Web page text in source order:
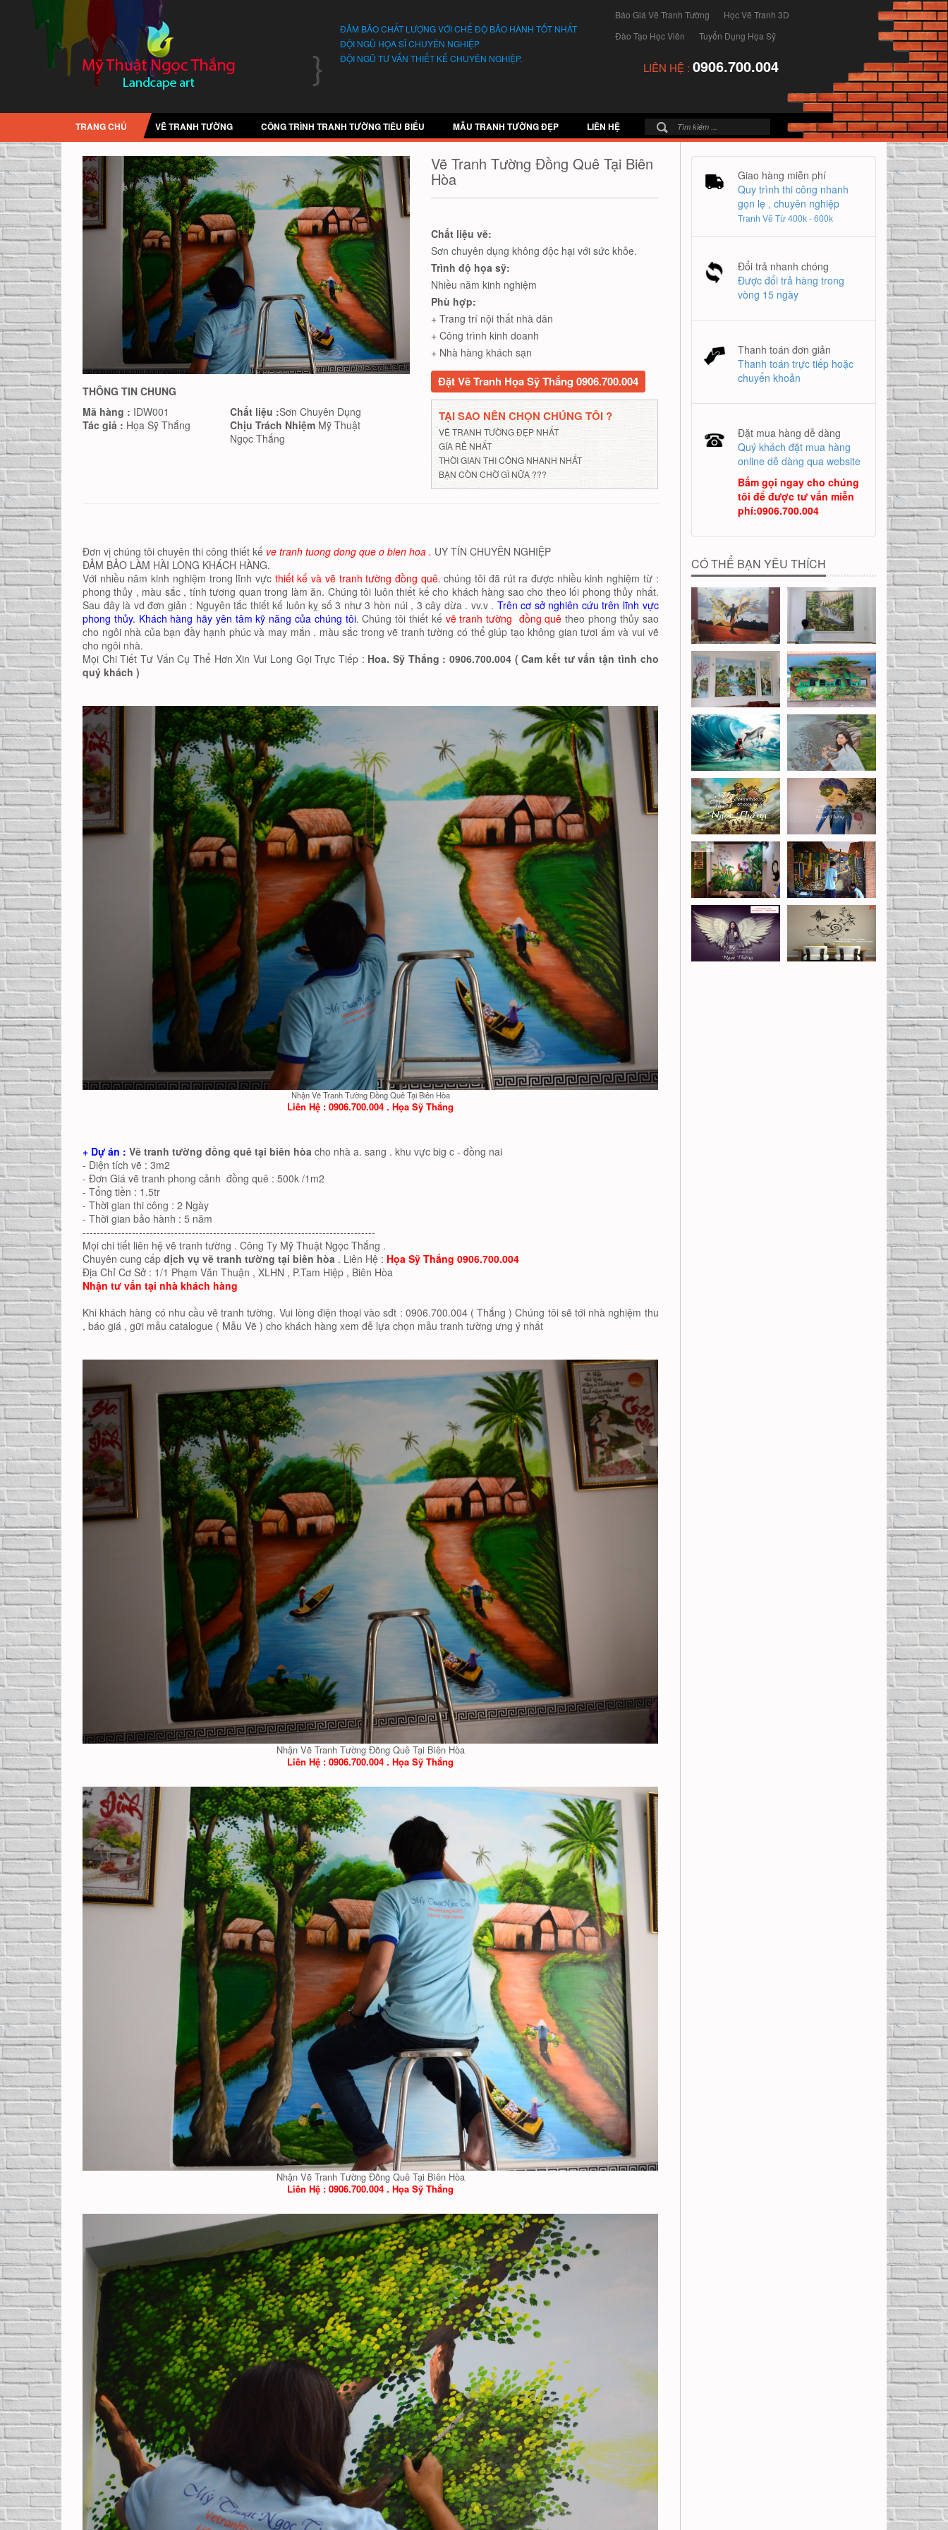
ĐẢM BẢO CHẤT LƯỢNG VỚI CHẾ ĐỘ BẢO HÀNH TỐT NHẤT
ĐỘI NGŨ HỌA SĨ CHUYÊN NGHIỆP
ĐỘI NGŨ TƯ VẤN THIẾT KẾ CHUYÊN NGHIỆP.
Báo Giá Vẽ Tranh Tường
Học Vẽ Tranh 3D
Đào Tạo Học Viên
Tuyển Dụng Họa Sỹ
LIÊN HỆ : 0906.700.004
TRANG CHỦ VẼ TRANH TƯỜNG CÔNG TRÌNH TRANH TƯỜNG TIÊU BIỂU MẪU TRANH TƯỜNG ĐẸP LIÊN HỆ
THÔNG TIN CHUNG
Mã hàng : IDW001 Chất liệu :Sơn Chuyên Dụng
Tác giả : Họa Sỹ Thắng Chịu Trách NhiệmMỹ Thuật
Ngọc Thắng
Vẽ Tranh Tường Đồng Quê Tại Biên
Hòa
Chất liệu vẽ:
Sơn chuyên dụng không độc hại với sức khỏe.
Trình độ họa sỹ:
Nhiều năm kinh nghiệm
Phù hợp:
+ Trang trí nội thất nhà dân
+ Công trình kinh doanh
+ Nhà hàng khách sạn
Đặt Vẽ Tranh Họa Sỹ Thắng 0906.700.004
TẠI SAO NÊN CHỌN CHÚNG TÔI ?
VẼ TRANH TƯỜNG ĐẸP NHẤT
GÍA RẺ NHẤT
THỜI GIAN THI CÔNG NHANH NHẤT
BẠN CÒN CHỜ GÌ NỮA ???
Đơn vị chúng tôi chuyên thi công thiết kế ve tranh tuong dong que o bien hoa . UY TÍN CHUYÊN NGHIỆP
ĐẢM BẢO LÀM HÀI LÒNG KHÁCH HÀNG.
Với nhiều năm kinh nghiệm trong lĩnh vực thiết kế và vẽ tranh tường đồng quê. chúng tôi đã rút ra được nhiều kinh nghiệm từ :
phong thủy , màu sắc , tính tương quan trong làm ăn. Chúng tôi luôn thiết kế cho khách hàng sao cho theo lối phong thủy nhất.
Sau đây là vd đơn giản : Nguyên tắc thiết kế luôn kỵ số 3 như 3 hòn núi , 3 cây dừa . vv.v . Trên cơ sở nghiên cứu trên lĩnh vực
phong thủy. Khách hàng hãy yên tâm kỹ năng của chúng tôi. Chúng tôi thiết kế vẽ tranh tường đồng quêtheo phong thủy sao
cho ngôi nhà của bạn đầy hạnh phúc và may mắn . màu sắc trong vẽ tranh tường có thể giúp tạo không gian tươi ấm và vui vẽ
cho ngôi nhà.
Mọi Chi Tiết Tư Vấn Cụ Thể Hơn Xin Vui Long Gọi Trực Tiếp : Hoa. Sỹ Thắng : 0906.700.004 ( Cam kết tư vấn tận tình cho
quý khách )
Nhận Vẽ Tranh Tường Đồng Quê Tại Biên Hòa
Liên Hệ : 0906.700.004 . Họa Sỹ Thắng
+ Dự án : Vẽ tranh tường đồng quê tại biên hòa cho nhà a. sang . khu vực big c - đồng nai
- Diện tích vẽ : 3m2
- Đơn Giá vẽ tranh phong cảnh đồng quê : 500k /1m2
- Tổng tiền : 1.5tr
- Thời gian thi công : 2 Ngày
- Thời gian bảo hành : 5 năm
-----------------------------------------------------------------------------------
Mọi chi tiết liên hệ vẽ tranh tường . Công Ty Mỹ Thuật Ngọc Thắng .
Chuyên cung cấp dịch vụ vẽ tranh tường tại biên hòa . Liên Hệ : Họa Sỹ Thắng 0906.700.004
Địa Chỉ Cơ Sở : 1/1 Phạm Văn Thuận , XLHN , P.Tam Hiệp , Biên Hòa
Nhận tư vấn tại nhà khách hàng
Khi khách hàng có nhu cầu vẽ tranh tường. Vui lòng điện thoại vào sđt : 0906.700.004 ( Thắng ) Chúng tôi sẽ tới nhà nghiệm thu
, báo giá , gữi mẫu catalogue ( Mẫu Vẽ ) cho khách hàng xem đễ lựa chọn mẫu tranh tường ưng ý nhất
Nhận Vẽ Tranh Tường Đồng Quê Tại Biên Hòa
Liên Hệ : 0906.700.004 . Họa Sỹ Thắng
Nhận Vẽ Tranh Tường Đồng Quê Tại Biên Hòa
Liên Hệ : 0906.700.004 . Họa Sỹ Thắng
Giao hàng miễn phí
Quy trình thi công nhanh
gọn lẹ , chuyên nghiệp
Tranh Vẽ Từ 400k - 600k
Đổi trả nhanh chóng
Được đổi trả hàng trong
vòng 15 ngày
Thanh toán đơn giản
Thanh toán trực tiếp hoặc
chuyển khoản
Đặt mua hàng dễ dàng
Quý khách đặt mua hàng
online dễ dàng qua website
Bấm gọi ngay cho chúng
tôi để được tư vấn miễn
phí:0906.700.004
CÓ THỂ BẠN YÊU THÍCH